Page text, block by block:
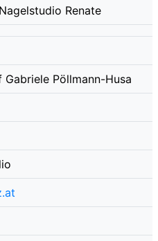
Renate
Pöllmann-Husa